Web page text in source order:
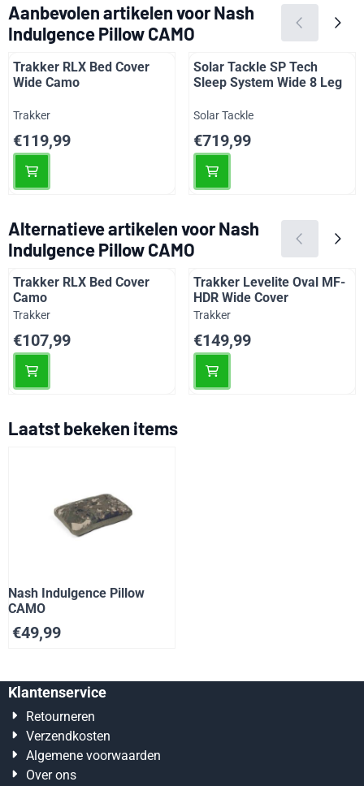
Aanbevolen artikelen voorNash
Indulgence Pillow CAMO
Trakker RLX Bed Cover
Wide Camo
Merk:
Trakker
Prijs: 119,99
€119,99
Solar Tackle SP Tech
Sleep System Wide 8 Leg
Merk:
Solar Tackle
Prijs: 719,99
€719,99
Alternatieve artikelen voorNash
Indulgence Pillow CAMO
Trakker RLX Bed Cover
Camo
Merk:
Trakker
Prijs: 107,99
€107,99
Trakker Levelite Oval MF-
HDR Wide Cover
Merk:
Trakker
Prijs: 149,99
€149,99
Laatst bekeken items
Nash Indulgence Pillow
CAMO
€49,99
Klantenservice
Retourneren
Verzendkosten
Algemene voorwaarden
Over ons